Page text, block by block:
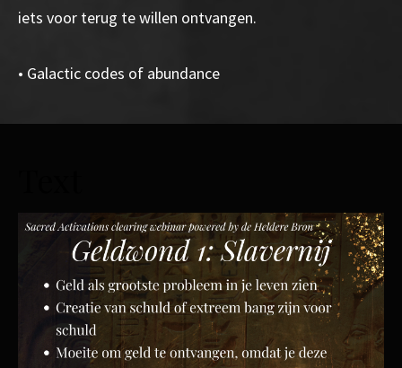
iets voor terug te willen ontvangen.
• Galactic codes of abundance